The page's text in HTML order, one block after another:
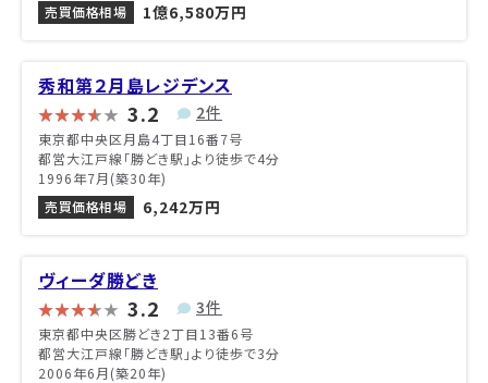
売買価格相場
1億6,580万円
秀和第２月島レジデンス
3.2 2件
東京都中央区月島4丁目16番7号
都営大江戸線「勝どき駅」より徒歩で4分
1996年7月(築30年)
売買価格相場
6,242万円
ヴィーダ勝どき
3.2 3件
東京都中央区勝どき2丁目13番6号
都営大江戸線「勝どき駅」より徒歩で3分
2006年6月(築20年)